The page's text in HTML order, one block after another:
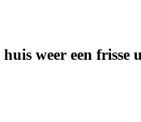
weer een